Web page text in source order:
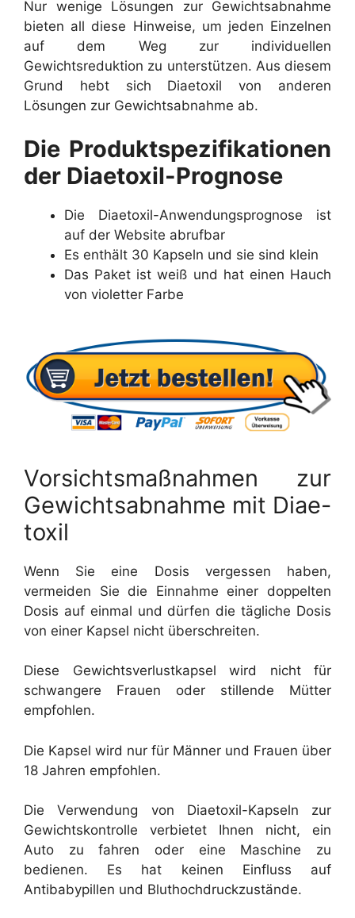
Nur wenige Lösungen zur Gewichtsabnahme
bieten all diese Hinweise, um jeden Einzelnen
auf dem Weg zur individuellen
Gewichtsreduktion zu unterstützen. Aus diesem
Grund hebt sich Diaetoxil von anderen
Lösungen zur Gewichtsabnahme ab.
Die Produktspezifikationen
der Diaetoxil-Prognose
Die Diaetoxil-Anwendungsprognose ist
auf der Website abrufbar
Es enthält 30 Kapseln und sie sind klein
Das Paket ist weiß und hat einen Hauch
von violetter Farbe
Vorsichtsmaßnahmen zur
Gewichtsabnahme mit Diae-
toxil
Wenn Sie eine Dosis vergessen haben,
vermeiden Sie die Einnahme einer doppelten
Dosis auf einmal und dürfen die tägliche Dosis
von einer Kapsel nicht überschreiten.
Diese Gewichtsverlustkapsel wird nicht für
schwangere Frauen oder stillende Mütter
empfohlen.
Die Kapsel wird nur für Männer und Frauen über
18 Jahren empfohlen.
Die Verwendung von Diaetoxil-Kapseln zur
Gewichtskontrolle verbietet Ihnen nicht, ein
Auto zu fahren oder eine Maschine zu
bedienen. Es hat keinen Einfluss auf
Antibabypillen und Bluthochdruckzustände.